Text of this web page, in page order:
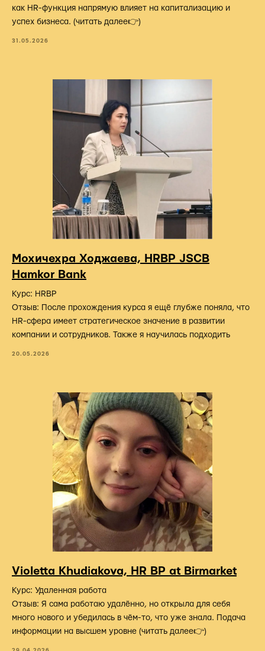
как HR-функция напрямую влияет на капитализацию и
успех бизнеса. (читать далее👉)
31.05.2026
Мохичехра Ходжаева, HRBP JSCB
Hamkor Bank
Курс: HRBP
Отзыв: После прохождения курса я ещё глубже поняла, что
HR-сфера имеет стратегическое значение в развитии
компании и сотрудников. Также я научилась подходить
20.05.2026
Violetta Khudiakova, HR BP at Birmarket
Курс: Удаленная работа
Отзыв: Я сама работаю удалённо, но открыла для себя
много нового и убедилась в чём-то, что уже знала. Подача
информации на высшем уровне (читать далее👉)